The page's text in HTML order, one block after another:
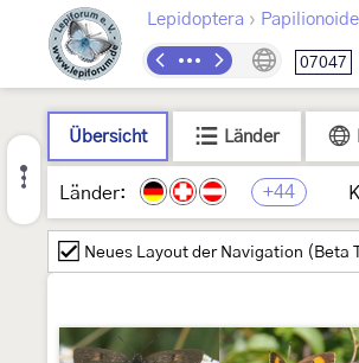
Lepidoptera ›
07047
Übersicht Länder
Länder: +44
Neues Layout der Navigation (Beta